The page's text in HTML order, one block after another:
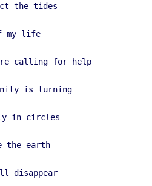
the tides
my life
calling for help
is turning
in circles
the earth
disappear